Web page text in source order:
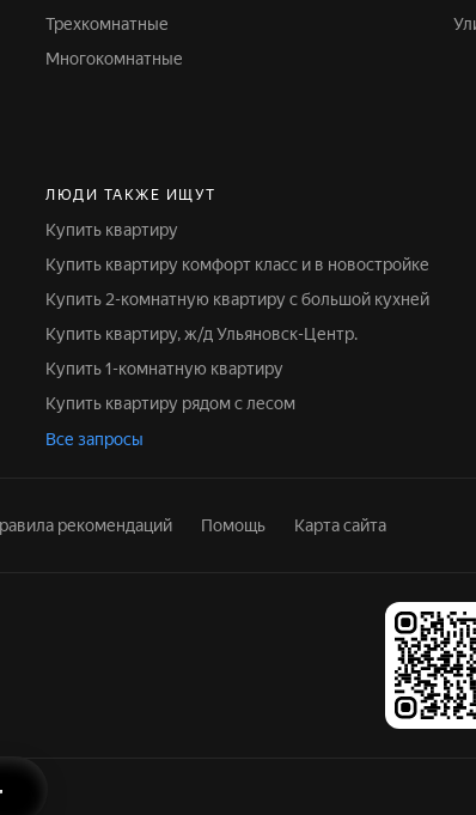
Трехкомнатные
Многокомнатные
ЛЮДИ ТАКЖЕ ИЩУТ
Купить квартиру
Купить квартиру комфорт класс и в новостройке
Купить 2-комнатную квартиру с большой кухней
Купить квартиру, ж/д Ульяновск-Центр.
Купить 1-комнатную квартиру
Купить квартиру рядом с лесом
Все запросы
рекомендаций Помощь Карта сайта